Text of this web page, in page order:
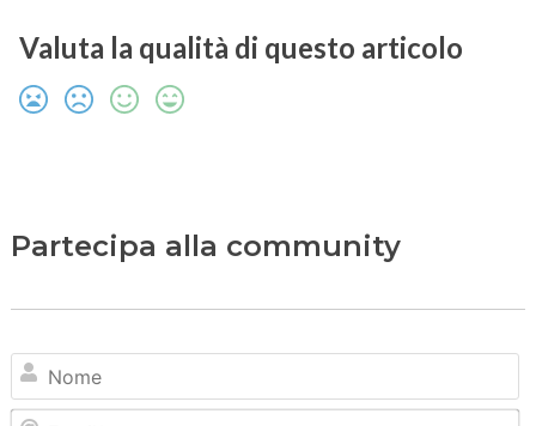
Valuta la qualità di questo articolo
Partecipa alla community